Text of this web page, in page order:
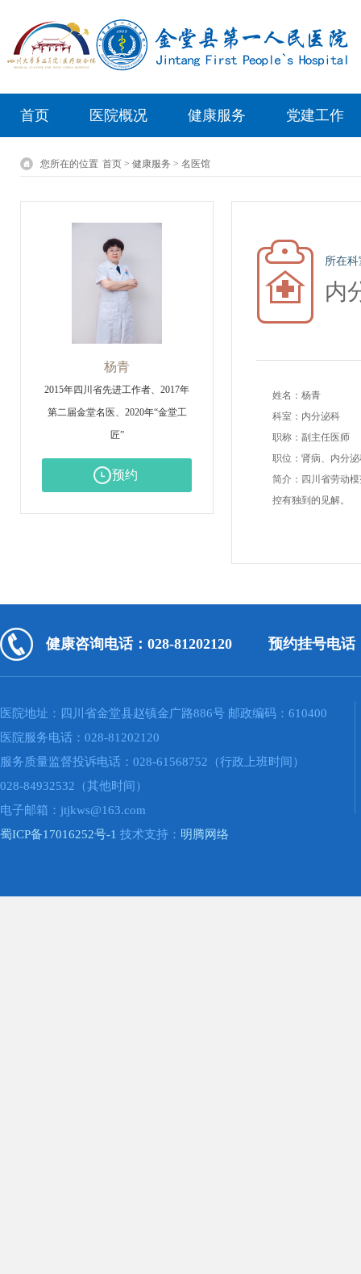
首页 医院概况 健康服务 党建工作
您所在的位置 首页 > 健康服务 > 名医馆
杨青
2015年四川省先进工作者、2017年
第二届金堂名医、2020年“金堂工
匠”
预约
所在
内
姓名：杨青
科室：内分泌科
职称：副主任医师
职位：肾病、内分
简介：四川省劳动
控有独到的见解。
健康咨询电话：028-81202120 预约挂号电话
医院地址：四川省金堂县赵镇金广路886号 邮政编码：610400
医院服务电话：028-81202120
服务质量监督投诉电话：028-61568752（行政上班时间）
028-84932532（其他时间）
电子邮箱：jtjkws@163.com
蜀ICP备17016252号-1 技术支持： 明腾网络